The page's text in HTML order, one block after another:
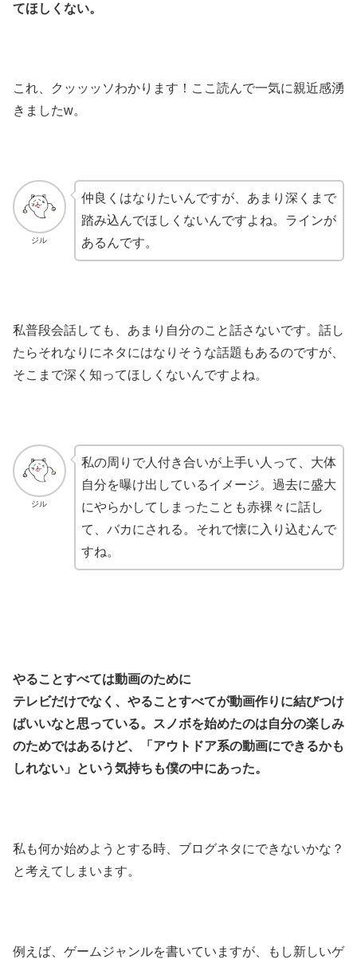
てほしくない。
これ、クッッッソわかります！ここ読んで一気に親近感湧
きましたw。
ジル
仲良くはなりたいんですが、あまり深くまで
踏み込んでほしくないんですよね。ラインが
あるんです。
私普段会話しても、あまり自分のこと話さないです。話し
たらそれなりにネタにはなりそうな話題もあるのですが、
そこまで深く知ってほしくないんですよね。
ジル
私の周りで人付き合いが上手い人って、大体
自分を曝け出しているイメージ。過去に盛大
にやらかしてしまったことも赤裸々に話し
て、バカにされる。それで懐に入り込むんで
すね。
やることすべては動画のために
テレビだけでなく、やることすべてが動画作りに結びつけ
ばいいなと思っている。スノボを始めたのは自分の楽しみ
のためではあるけど、「アウトドア系の動画にできるかも
しれない」という気持ちも僕の中にあった。
私も何か始めようとする時、ブログネタにできないかな？
と考えてしまいます。
例えば、ゲームジャンルを書いていますが、もし新しいゲ